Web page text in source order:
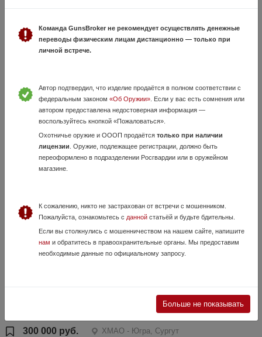
ТИГР СОК-5 кал 7,62х54R L-530 мм
23 Июля, в 12:19
120 000 руб.
ствол короткий , шаг нарезов - 240 мм , прицел с подсветкой ПСО-1 ,
магазин на 5 и 10 патронов , продажа по лицензии , переоформление
300 000 руб.
ХМАО - Югра, Сургут
Команда GunsBroker не рекомендует осуществлять денежные
переводы физическим лицам дистанционно — только при
личной встрече.
Автор подтвердил, что изделие продаётся в полном соответствии с
федеральным законом «Об Оружии». Если у вас есть сомнения или
автором предоставлена недостоверная информация —
воспользуйтесь кнопкой «Пожаловаться».
Охотничье оружие и ОООП продаётся только при наличии
лицензии . Оружие, подлежащее регистрации, должно быть
переоформлено в подразделении Росгвардии или в оружейном
магазине.
К сожалению, никто не застрахован от встречи с мошенником.
Пожалуйста, ознакомьтесь с даннойстатьёй и будьте бдительны.
Если вы столкнулись с мошенничеством на нашем сайте, напишите
нам и обратитесь в правоохранительные органы. Мы предоставим
необходимые данные по официальному запросу.
Больше не показывать